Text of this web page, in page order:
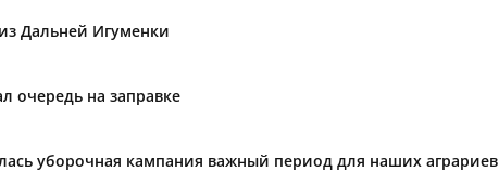
Дальней Игуменки
очередь на заправке
уборочная кампания важный период для наших аграриев